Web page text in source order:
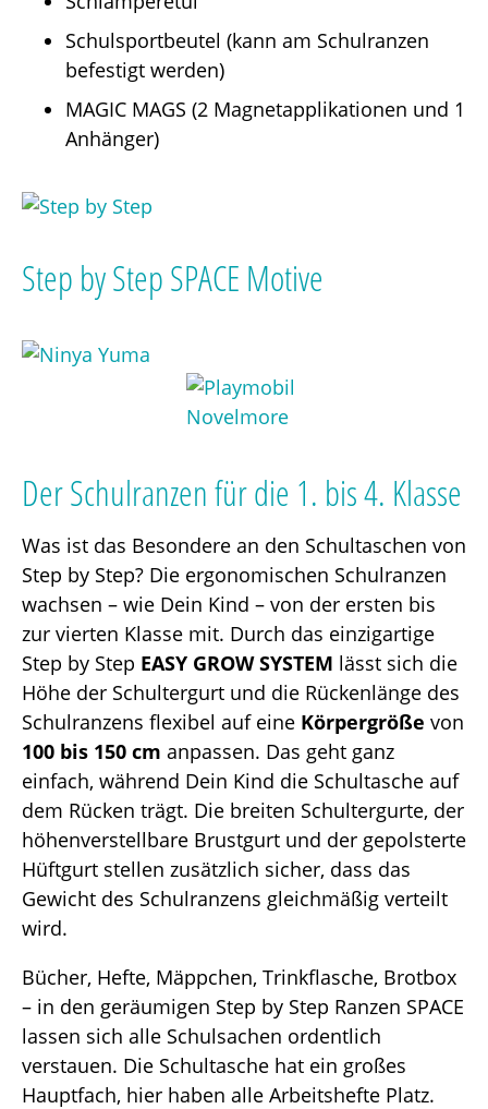
Schulsportbeutel (kann am Schulranzen
befestigt werden)
MAGIC MAGS (2 Magnetapplikationen und 1
Anhänger)
Step by Step SPACE Motive
Der Schulranzen für die 1. bis 4. Klasse
Was ist das Besondere an den Schultaschen von
Step by Step? Die ergonomischen Schulranzen
wachsen – wie Dein Kind – von der ersten bis
zur vierten Klasse mit. Durch das einzigartige
Step by Step EASY GROW SYSTEM lässt sich die
Höhe der Schultergurt und die Rückenlänge des
Schulranzens flexibel auf eine Körpergröße von
100 bis 150 cm anpassen. Das geht ganz
einfach, während Dein Kind die Schultasche auf
dem Rücken trägt. Die breiten Schultergurte, der
höhenverstellbare Brustgurt und der gepolsterte
Hüftgurt stellen zusätzlich sicher, dass das
Gewicht des Schulranzens gleichmäßig verteilt
wird.
Bücher, Hefte, Mäppchen, Trinkflasche, Brotbox
– in den geräumigen Step by Step Ranzen SPACE
lassen sich alle Schulsachen ordentlich
verstauen. Die Schultasche hat ein großes
Hauptfach, hier haben alle Arbeitshefte Platz.